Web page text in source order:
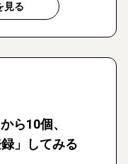
見る
ら10個、
」してみる